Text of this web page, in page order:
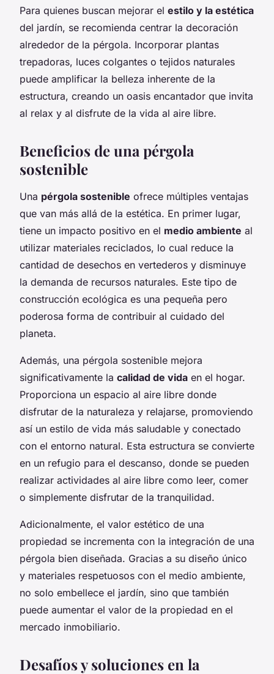
Para quienes buscan mejorar el estilo y la estética
del jardín, se recomienda centrar la decoración
alrededor de la pérgola. Incorporar plantas
trepadoras, luces colgantes o tejidos naturales
puede amplificar la belleza inherente de la
estructura, creando un oasis encantador que invita
al relax y al disfrute de la vida al aire libre.
Beneficios de una pérgola
sostenible
Una pérgola sostenible ofrece múltiples ventajas
que van más allá de la estética. En primer lugar,
tiene un impacto positivo en el medio ambiente al
utilizar materiales reciclados, lo cual reduce la
cantidad de desechos en vertederos y disminuye
la demanda de recursos naturales. Este tipo de
construcción ecológica es una pequeña pero
poderosa forma de contribuir al cuidado del
planeta.
Además, una pérgola sostenible mejora
significativamente la calidad de vida en el hogar.
Proporciona un espacio al aire libre donde
disfrutar de la naturaleza y relajarse, promoviendo
así un estilo de vida más saludable y conectado
con el entorno natural. Esta estructura se convierte
en un refugio para el descanso, donde se pueden
realizar actividades al aire libre como leer, comer
o simplemente disfrutar de la tranquilidad.
Adicionalmente, el valor estético de una
propiedad se incrementa con la integración de una
pérgola bien diseñada. Gracias a su diseño único
y materiales respetuosos con el medio ambiente,
no solo embellece el jardín, sino que también
puede aumentar el valor de la propiedad en el
mercado inmobiliario.
Desafíos y soluciones en la